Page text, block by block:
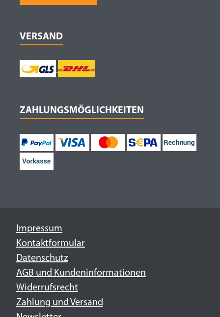
VERSAND
ZAHLUNGSMÖGLICHKEITEN
Impressum
Kontaktformular
Datenschutz
AGB und Kundeninformationen
Widerrufsrecht
Zahlung und Versand